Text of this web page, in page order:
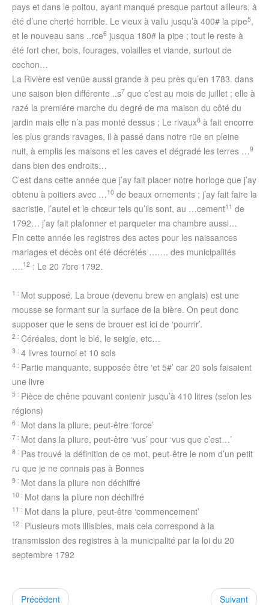
pays et dans le poitou, ayant manqué presque partout ailleurs, à
été d’une cherté horrible. Le vieux à vallu jusqu’à 400# la pipe5,
et le nouveau sans ..rce6 jusqua 180# la pipe ; tout le reste à
été fort cher, bois, fourages, volailles et viande, surtout de
cochon…
La Rivière est venüe aussi grande à peu près qu’en 1783. dans
une saison bien différente ..s7 que c’est au mois de juillet ; elle à
razé la premiére marche du degré de ma maison du côté du
jardin mais elle n’a pas monté dessus ; Le rivaux8 à fait encorre
les plus grands ravages, il à passé dans notre rüe en pleine
nuit, à emplis les maisons et les caves et dégradé les terres …9
dans bien des endroits…
C’est dans cette année que j’ay fait placer notre horloge que j’ay
obtenu à poitiers avec …10 de beaux ornements ; j’ay fait faire la
sacristie, l’autel et le chœur tels qu’ils sont, au …cement11 de
1792… j’ay fait plafonner et parqueter ma chambre aussi…
Fin cette année les registres des actes pour les naissances
mariages et décès ont été décrétés ……. des municipalités
….12 : Le 20 7bre 1792.
1 : Mot supposé. La broue (devenu brew en anglais) est une
mousse se formant sur la surface de la bière. On peut donc
supposer que le sens de brouer est ici de ‘pourrir’.
2 : Céréales, dont le blé, le seigle, etc…
3 : 4 livres tournoi et 10 sols
4 : Partie manquante, supposée être ‘et 5#’ car 20 sols faisaient
une livre
5 : Pièce de chêne pouvant contenir jusqu’à 410 litres (selon les
régions)
6 : Mot dans la pliure, peut-être ‘force’
7 : Mot dans la pliure, peut-être ‘vus’ pour ‘vus que c’est…’
8 : Pas trouvé la définition de ce mot, peut-être le nom d’un petit
ru que je ne connais pas à Bonnes
9 : Mot dans la pliure non déchiffré
10 : Mot dans la pliure non déchiffré
11 : Mot dans la pliure, peut-être ‘commencement’
12 : Plusieurs mots illisibles, mais cela correspond à la
transmission des registres à la municipalité par la loi du 20
septembre 1792
Précédent Suivant